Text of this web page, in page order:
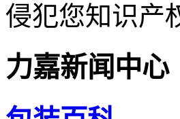
侵犯您知识产
力嘉新闻中心